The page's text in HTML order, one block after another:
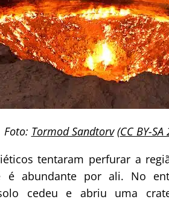
Foto: Tormod Sandtorv(CC BY-SA
tentaram perfurar a
é abundante por ali. No
cedeu e abriu uma